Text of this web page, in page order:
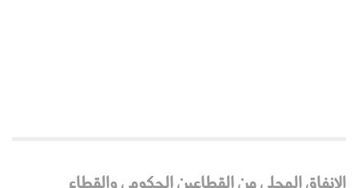
الإنفاق المحلي من القطاعين الحكومي والقطاع